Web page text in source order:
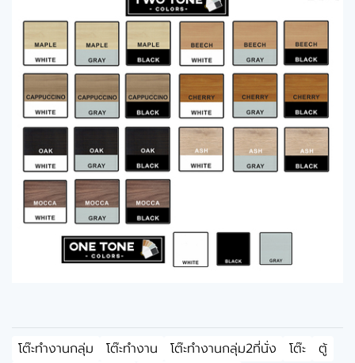
โต๊ะทำงานกลุ่ม โต๊ะทำงาน โต๊ะทำงานกลุ่ม2ที่นั่ง โต๊ะ
ตู้